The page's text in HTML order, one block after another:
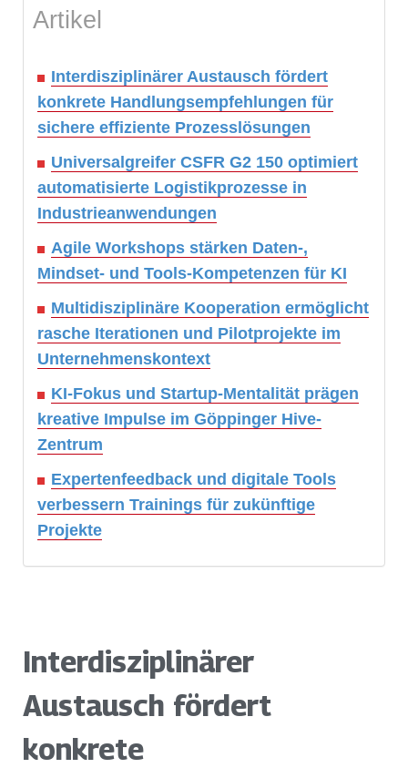
Artikel
Interdisziplinärer Austausch fördert
konkrete Handlungsempfehlungen für
sichere effiziente Prozesslösungen
Universalgreifer CSFR G2 150 optimiert
automatisierte Logistikprozesse in
Industrieanwendungen
Agile Workshops stärken Daten-,
Mindset- und Tools-Kompetenzen für KI
Multidisziplinäre Kooperation ermöglicht
rasche Iterationen und Pilotprojekte im
Unternehmenskontext
KI-Fokus und Startup-Mentalität prägen
kreative Impulse im Göppinger Hive-
Zentrum
Expertenfeedback und digitale Tools
verbessern Trainings für zukünftige
Projekte
Interdisziplinärer
Austausch fördert
konkrete